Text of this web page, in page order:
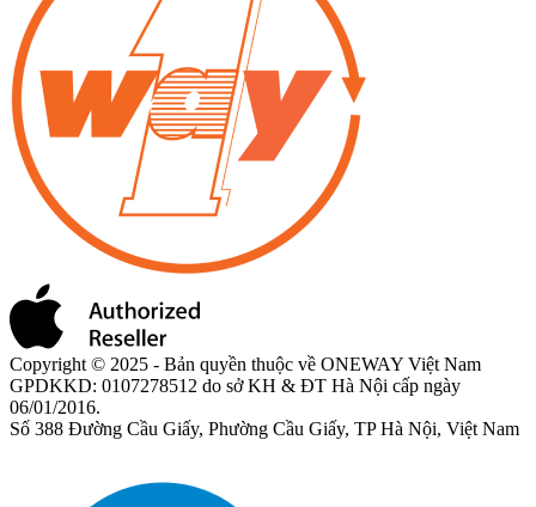
Copyright © 2025 - Bản quyền thuộc về ONEWAY Việt Nam
GPDKKD: 0107278512 do sở KH & ĐT Hà Nội cấp ngày
06/01/2016.
Số 388 Đường Cầu Giấy, Phường Cầu Giấy, TP Hà Nội, Việt Nam